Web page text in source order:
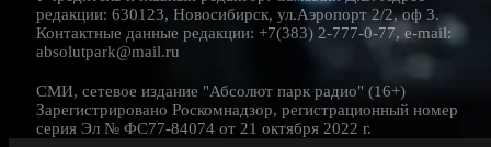
редакции: 630123, Новосибирск, ул.Аэропорт 2/2, оф 3.
Контактные данные редакции: +7(383) 2-777-0-77, e-mail:
absolutpark@mail.ru
СМИ, сетевое издание "Абсолют парк радио" (16+)
Зарегистрировано Роскомнадзор, регистрационный номер
серия Эл № ФС77-84074 от 21 октября 2022 г.